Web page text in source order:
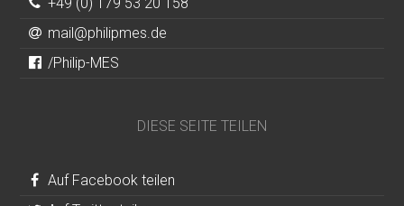
mail@philipmes.de
/Philip-MES
DIESE SEITE TEILEN
Auf Facebook teilen